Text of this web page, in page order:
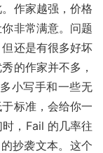
作家越强，价格
非常满意。问题
还是有很多好坏
的作家并不多，
小写手和一些无
标准，会给你一
，Fail 的几率往
抄袭文本。这个